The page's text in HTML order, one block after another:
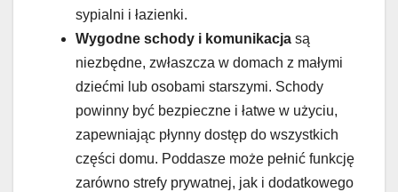
sypialni i łazienki.
Wygodne schody i komunikacja są
niezbędne, zwłaszcza w domach z małymi
dziećmi lub osobami starszymi. Schody
powinny być bezpieczne i łatwe w użyciu,
zapewniając płynny dostęp do wszystkich
części domu. Poddasze może pełnić funkcję
zarówno strefy prywatnej, jak i dodatkowego